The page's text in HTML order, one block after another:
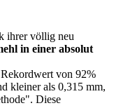
ihrer völlig neu
in einer absolut
von 92%
kleiner als 0,315 mm,
Diese